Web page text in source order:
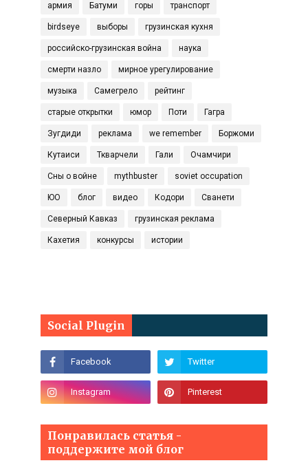
армия Батуми горы транспорт
birdseye выборы грузинская кухня
российско-грузинская война наука
смерти назло мирное урегулирование
музыка Самегрело рейтинг
старые открытки юмор Поти Гагра
Зугдиди реклама we remember Боржоми
Кутаиси Ткварчели Гали Очамчири
Сны о войне mythbuster soviet occupation
ЮО блог видео Кодори Сванети
Северный Кавказ грузинская реклама
Кахетия конкурсы истории
Social Plugin
Понравилась статья -
поддержите мой блог